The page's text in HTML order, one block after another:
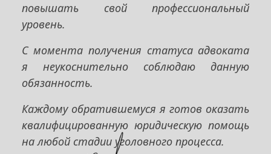
повышать свой профессиональный
уровень.
С момента получения статуса адвоката
я неукоснительно соблюдаю данную
обязанность.
Каждому обратившемуся я готов оказать
квалифицированную юридическую помощь
на любой стадии уголовного процесса.